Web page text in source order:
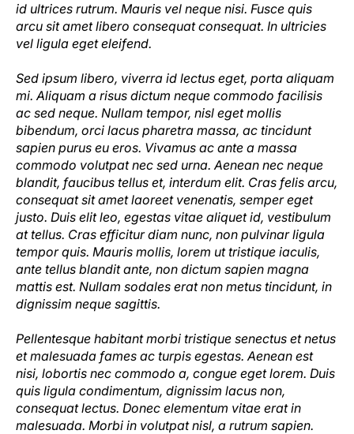
id ultrices rutrum. Mauris vel neque nisi. Fusce quis
arcu sit amet libero consequat consequat. In ultricies
vel ligula eget eleifend.
Sed ipsum libero, viverra id lectus eget, porta aliquam
mi. Aliquam a risus dictum neque commodo facilisis
ac sed neque. Nullam tempor, nisl eget mollis
bibendum, orci lacus pharetra massa, ac tincidunt
sapien purus eu eros. Vivamus ac ante a massa
commodo volutpat nec sed urna. Aenean nec neque
blandit, faucibus tellus et, interdum elit. Cras felis arcu,
consequat sit amet laoreet venenatis, semper eget
justo. Duis elit leo, egestas vitae aliquet id, vestibulum
at tellus. Cras efficitur diam nunc, non pulvinar ligula
tempor quis. Mauris mollis, lorem ut tristique iaculis,
ante tellus blandit ante, non dictum sapien magna
mattis est. Nullam sodales erat non metus tincidunt, in
dignissim neque sagittis.
Pellentesque habitant morbi tristique senectus et netus
et malesuada fames ac turpis egestas. Aenean est
nisi, lobortis nec commodo a, congue eget lorem. Duis
quis ligula condimentum, dignissim lacus non,
consequat lectus. Donec elementum vitae erat in
malesuada. Morbi in volutpat nisl, a rutrum sapien.